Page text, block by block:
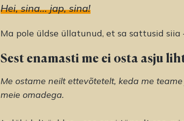
Hei, sina... jap, sina!
Ma pole üldse üllatunud, et sa sattusid siia
Sest enamasti me ei osta asju
Me ostame neilt ettevõtetelt, keda me
meie omadega.